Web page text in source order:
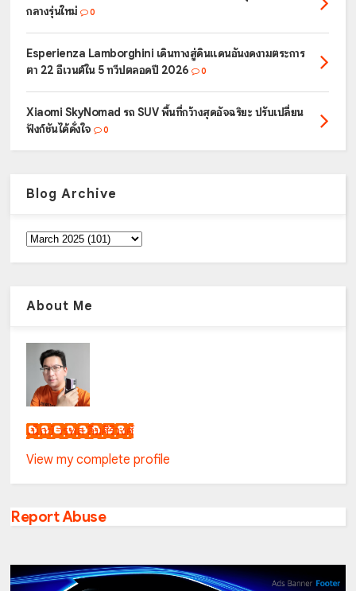
กลางรุ่นใหม่
0
Esperienza Lamborghini เดินทางสู่ดินแดนอันงดงามตระการ
ตา 22 อีเวนต์ใน 5 ทวีปตลอดปี 2026
0
Xiaomi SkyNomad รถ SUV พื้นที่กว้างสุดอัจฉริยะ ปรับเปลี่ยน
ฟังก์ชันได้ดั่งใจ
0
Blog Archive
About Me
เน็กซ์ วรพล ลิ่มศิริวงศ์
View my complete profile
Report Abuse